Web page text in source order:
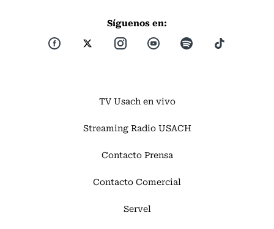
Síguenos en:
TV Usach en vivo
Streaming Radio USACH
Contacto Prensa
Contacto Comercial
Servel